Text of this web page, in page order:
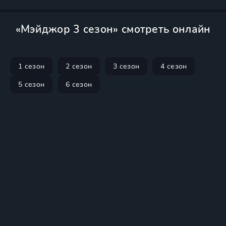
«Мэйджор 3 сезон» смотреть онлайн
1 сезон 2 сезон 3 сезон
4 сезон
5 сезон
6 сезон